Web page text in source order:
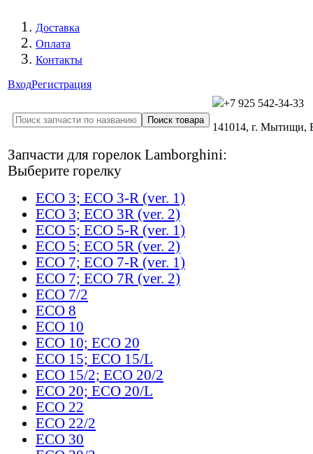
Доставка
Оплата
Контакты
ВходРегистрация
+7 925 542-34-33
141014, г. Мытищи,
Запчасти для горелок Lamborghini:
Выберите горелку
ECO 3; ECO 3-R (ver. 1)
ECO 3; ECO 3R (ver. 2)
ECO 5; ECO 5-R (ver. 1)
ECO 5; ECO 5R (ver. 2)
ECO 7; ECO 7-R (ver. 1)
ECO 7; ECO 7R (ver. 2)
ECO 7/2
ECO 8
ECO 10
ECO 10; ECO 20
ECO 15; ECO 15/L
ECO 15/2; ECO 20/2
ECO 20; ECO 20/L
ECO 22
ECO 22/2
ECO 30